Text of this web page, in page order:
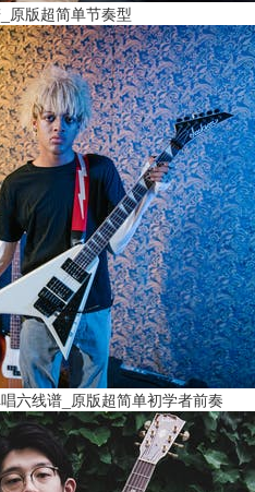
原版超简单节奏型
六线谱_原版超简单初学者前奏